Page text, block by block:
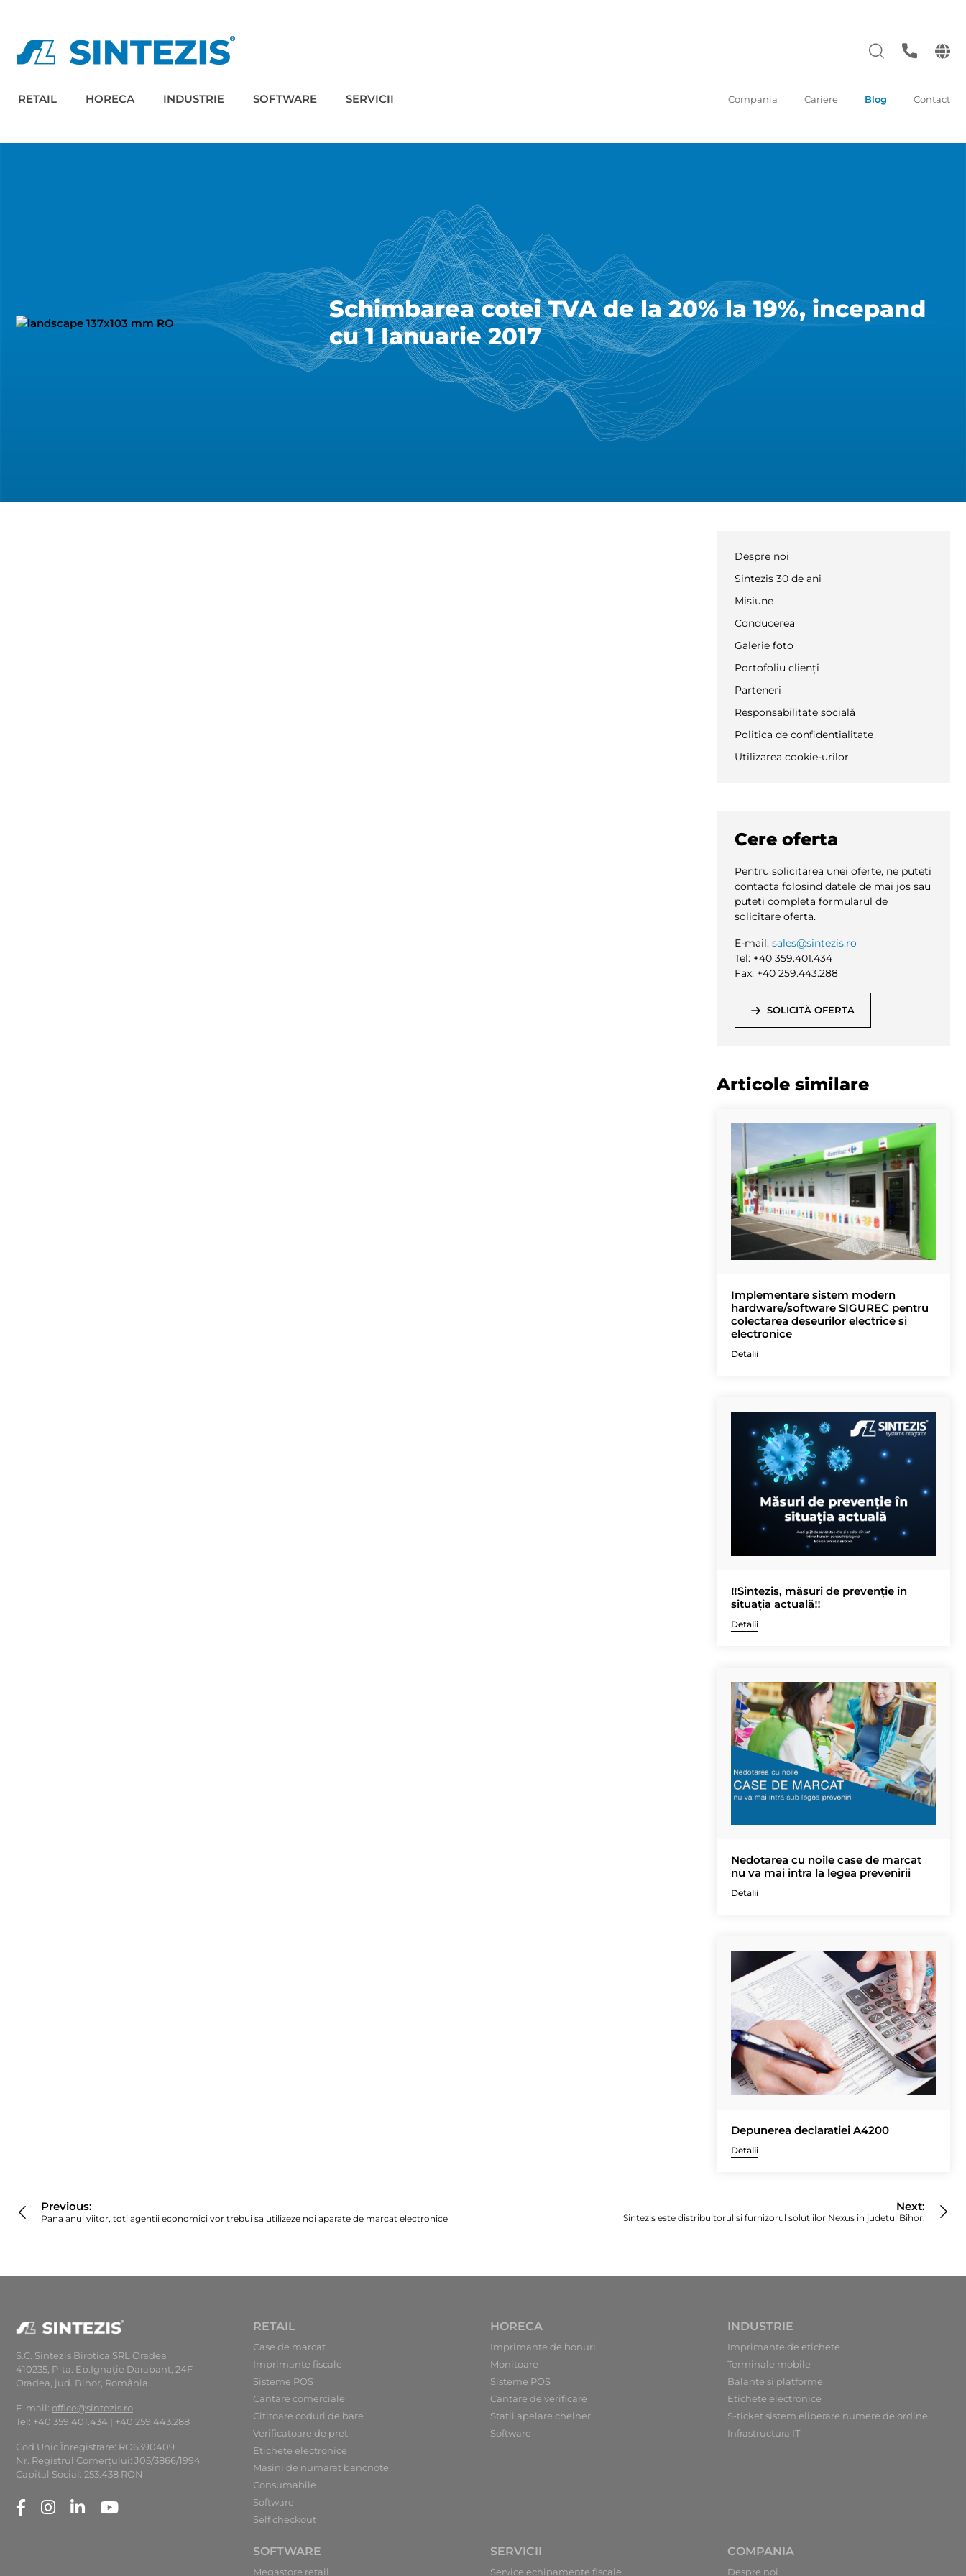
RETAIL HORECA INDUSTRIE SOFTWARE SERVICII Compania Cariere Blog Contact
Schimbarea cotei TVA de la 20% la 19%, incepand
cu 1 Ianuarie 2017
Despre noi
Sintezis 30 de ani
Misiune
Conducerea
Galerie foto
Portofoliu clienți
Parteneri
Responsabilitate socială
Politica de confidențialitate
Utilizarea cookie-urilor
Cere oferta
Pentru solicitarea unei oferte, ne puteti
contacta folosind datele de mai jos sau
puteti completa formularul de
solicitare oferta.
E-mail: sales@sintezis.ro
Tel: +40 359.401.434
Fax: +40 259.443.288
SOLICITĂ OFERTA
Articole similare
Implementare sistem modern
hardware/software SIGUREC pentru
colectarea deseurilor electrice si
electronice
Detalii
‼️Sintezis, măsuri de prevenție în
situația actuală‼️
Detalii
Nedotarea cu noile case de marcat
nu va mai intra la legea prevenirii
Detalii
Depunerea declaratiei A4200
Detalii
în
articole
Previous:
Pana anul viitor, toti agentii economici vor trebui sa utilizeze noi aparate de marcat electronice
Next:
Sintezis este distribuitorul si furnizorul solutiilor Nexus in judetul Bihor.
S.C. Sintezis Birotica SRL Oradea
410235, P-ta. Ep.Ignaţie Darabant, 24F
Oradea, jud. Bihor, România
E-mail: office@sintezis.ro
Tel: +40 359.401.434 | +40 259.443.288
Cod Unic Înregistrare: RO6390409
Nr. Registrul Comerţului: J05/3866/1994
Capital Social: 253.438 RON
RETAIL
Case de marcat
Imprimante fiscale
Sisteme POS
Cantare comerciale
Cititoare coduri de bare
Verificatoare de pret
Etichete electronice
Masini de numarat bancnote
Consumabile
Software
Self checkout
HORECA
Imprimante de bonuri
Monitoare
Sisteme POS
Cantare de verificare
Statii apelare chelner
Software
INDUSTRIE
Imprimante de etichete
Terminale mobile
Balante si platforme
Etichete electronice
S-ticket sistem eliberare numere de ordine
Infrastructura IT
SOFTWARE
Megastore retail
SERVICII
Service echipamente fiscale
COMPANIA
Despre noi